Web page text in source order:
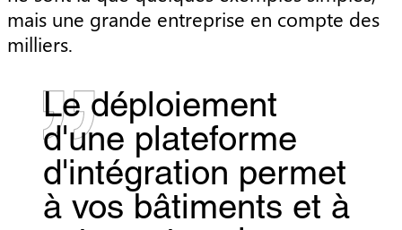
mais une grande entreprise en compte des
milliers.
Le déploiement
d'une plateforme
d'intégration permet
à vos bâtiments et à